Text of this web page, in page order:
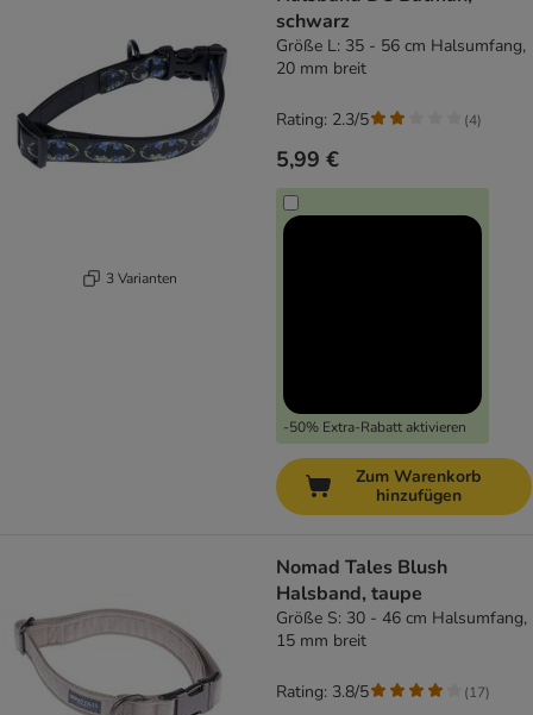
3 Varianten
schwarz
Größe L: 35 - 56 cm Halsumfang,
20 mm breit
5,99 €
-50% Extra-Rabatt aktivieren
Rating: 2.3/5 (4)
Zum Warenkorb
hinzufügen
Nomad Tales Blush
Halsband, taupe
Größe S: 30 - 46 cm Halsumfang,
15 mm breit
Rating: 3.8/5 (17)